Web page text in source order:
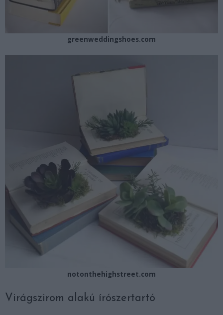
greenweddingshoes.com
notonthehighstreet.com
Virágszirom alakú írószertartó